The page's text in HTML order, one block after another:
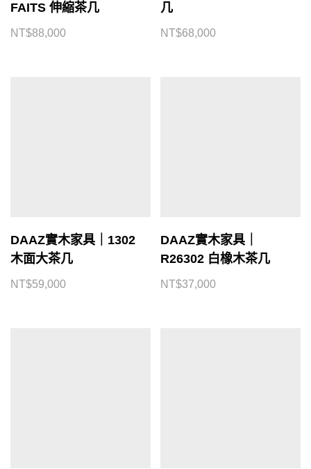
FAITS 伸縮茶几
NT$88,000
几
NT$68,000
DAAZ實木家具｜1302
木面大茶几
NT$59,000
DAAZ實木家具｜
R26302 白橡木茶几
NT$37,000